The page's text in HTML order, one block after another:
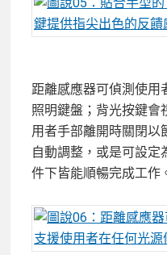
距離感應器可偵測使用
照明鍵盤；背光按鍵會
用者手部離開時關閉以
自動調整，或是可設定
件下皆能順暢完成工作